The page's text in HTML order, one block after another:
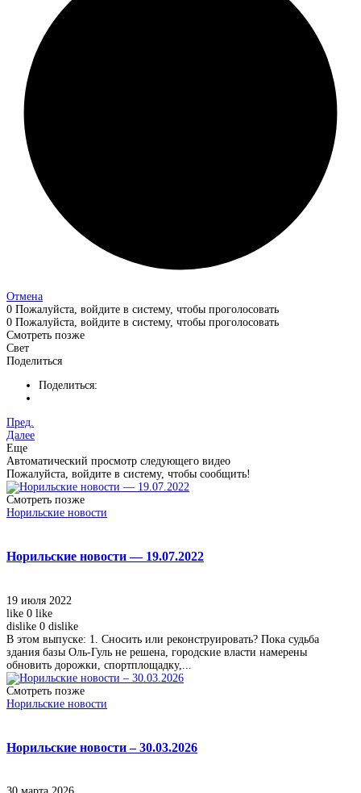
Отмена
0 Пожалуйста, войдите в систему, чтобы проголосовать
0 Пожалуйста, войдите в систему, чтобы проголосовать
Смотреть позже
Свет
Поделиться
Поделиться:
Пред.
Далее
Еще
Автоматический просмотр следующего видео
Пожалуйста, войдите в систему, чтобы сообщить!
Смотреть позже
Норильские новости
Норильские новости — 19.07.2022
19 июля 2022
like 0 like
dislike 0 dislike
В этом выпуске: 1. Сносить или реконструировать? Пока судьба
здания базы Оль-Гуль не решена, городские власти намерены
обновить дорожки, спортплощадку,...
Смотреть позже
Норильские новости
Норильские новости – 30.03.2026